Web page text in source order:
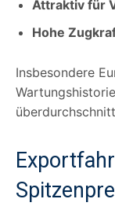
Attraktiv für
Hohe
Insbesondere